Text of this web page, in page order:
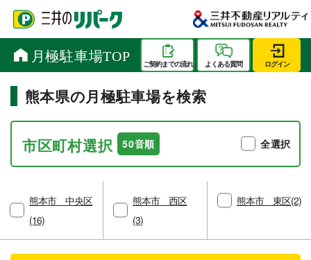
熊本県の月極駐車場を検索
市区町村選択 50音順 全選択
熊本市 中央区
(16)
熊本市 西区
(3)
熊本市 東区(2)